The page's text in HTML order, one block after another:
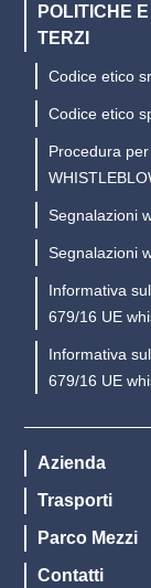
POLITICHE
TERZI
Codice etico
Codice etico
Procedura
Segnalazioni
Segnalazioni
Informativa
679/16 UE
Informativa
679/16 UE
Azienda
Trasporti
Parco Mezzi
Contatti